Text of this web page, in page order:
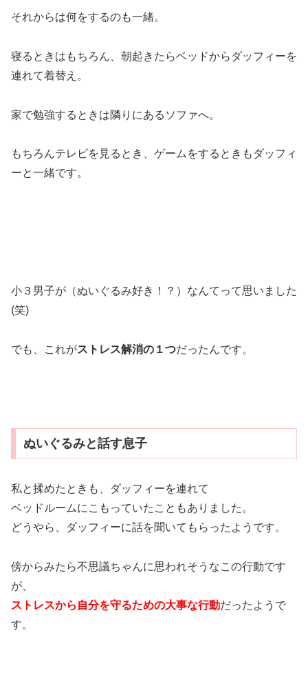
それからは何をするのも一緒。
寝るときはもちろん、朝起きたらベッドからダッフィーを
連れて着替え。
家で勉強するときは隣りにあるソファへ。
もちろんテレビを見るとき、ゲームをするときもダッフィ
ーと一緒です。
小３男子が（ぬいぐるみ好き！？）なんてって思いました
(笑)
でも、これがストレス解消の１つだったんです。
ぬいぐるみと話す息子
私と揉めたときも、ダッフィーを連れて
ベッドルームにこもっていたこともありました。
どうやら、ダッフィーに話を聞いてもらったようです。
傍からみたら不思議ちゃんに思われそうなこの行動です
が、
ストレスから自分を守るための大事な行動だったようで
す。